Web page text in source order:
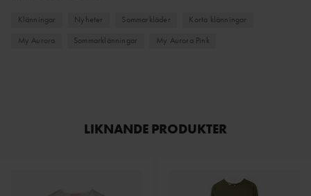
Klänningar Nyheter Sommarkläder
Korta klänningar
My Aurora
Sommarklänningar My Aurora Pink
LIKNANDE PRODUKTER